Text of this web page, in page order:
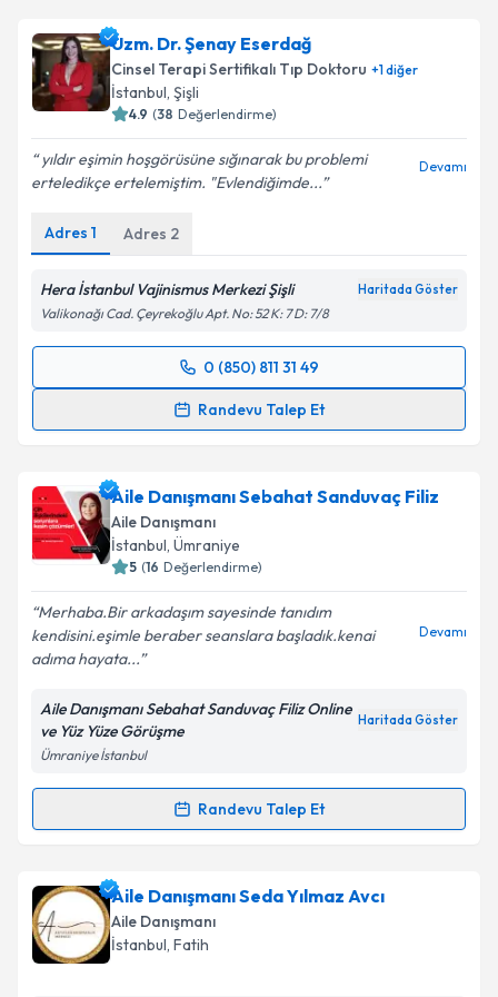
Uzm. Dr. Şenay Eserdağ
Cinsel Terapi Sertifikalı Tıp Doktoru +1diğer
İstanbul, Şişli
4.9 (38 Değerlendirme)
yıldır eşimin hoşgörüsüne sığınarak bu problemi
erteledikçe ertelemiştim. "Evlendiğimde...
Devamı
Adres 1 Adres 2
Hera İstanbul Vajinismus Merkezi Şişli Haritada Göster
Valikonağı Cad. Çeyrekoğlu Apt. No: 52 K: 7 D: 7/8
0 (850) 811 31 49
Randevu Talep Et
Randevu Takvimi Talebi
takvim hazırlandığında e-posta ile bilgilendireceğiz.
E-posta Adresiniz
Kişisel verilerimin işlenmesine ilişkin
Aile Danışmanı Sebahat Sanduvaç Filiz
Aile Danışmanı
İstanbul, Ümraniye
5 (16 Değerlendirme)
Merhaba.Bir arkadaşım sayesinde tanıdım
kendisini.eşimle beraber seanslara başladık.kenai
adıma hayata...
Devamı
Aile Danışmanı Sebahat Sanduvaç Filiz Online
ve Yüz Yüze Görüşme
Haritada Göster
Ümraniye İstanbul
Randevu Talep Et
Randevu Takvimi Talebi
Aile Danışmanı Sebahat Sanduvaç Filiziçin
randevu takvimi talebi oluşturun. Size bu uzmandan
randevu almanız için bir takvim hazırlandığında e-
posta ile bilgilendireceğiz.
Aile Danışmanı Seda Yılmaz Avcı
Aile Danışmanı
İstanbul, Fatih